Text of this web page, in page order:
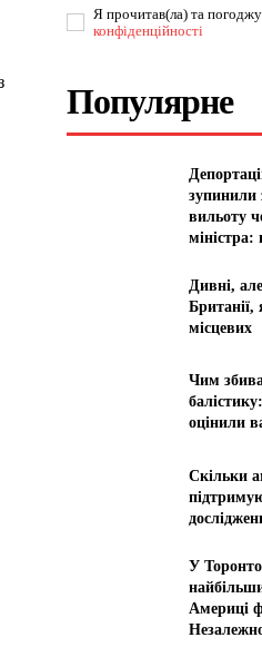
Я прочитав(ла) та
конфіденційності
Популярне
зупинили
вильоту
Дивні,
Британії,
місцевих
Чим
оцінили
Скільки
У Торонто
Америці